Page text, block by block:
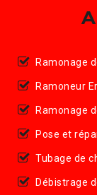
Ramonage
Ramoneur
Ramonage
Pose et
Tubage de
Débistrage